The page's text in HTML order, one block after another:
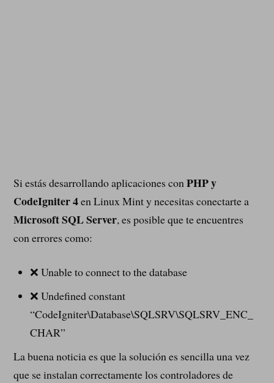
Si estás desarrollando aplicaciones conPHP y
CodeIgniter 4en Linux Mint y necesitas conectarte a
Microsoft SQL Server, es posible que te encuentres
con errores como:
❌ Unable to connect to the database
❌ Undefined constant
“CodeIgniter\Database\SQLSRV\SQLSRV_ENC_
CHAR”
La buena noticia es que la solución es sencilla una vez
que se instalan correctamente los controladores de